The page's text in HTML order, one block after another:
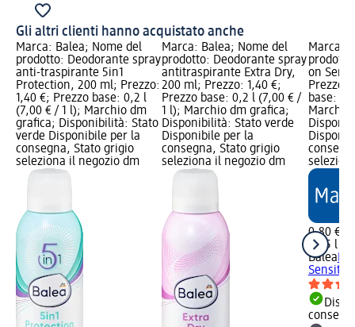
Gli altri clienti hanno acquistato anche
Marca: Balea; Nome del
prodotto: Deodorante spray
anti-traspirante 5in1
Protection, 200 ml; Prezzo:
1,40 €; Prezzo base: 0,2 l
(7,00 € / 1 l); Marchio dm
grafica; Disponibilità: Stato
verde Disponibile per la
consegna, Stato grigio
seleziona il negozio dm
Marca: Balea; Nome del
prodotto: Deodorante spray
antitraspirante Extra Dry,
200 ml; Prezzo: 1,40 €;
Prezzo base: 0,2 l (7,00 € /
1 l); Marchio dm grafica;
Disponibilità: Stato verde
Disponibile per la
consegna, Stato grigio
seleziona il negozio dm
Marca:
on
Prezzo:
base:
Marchio
0,80 €
0,05 l
Balea